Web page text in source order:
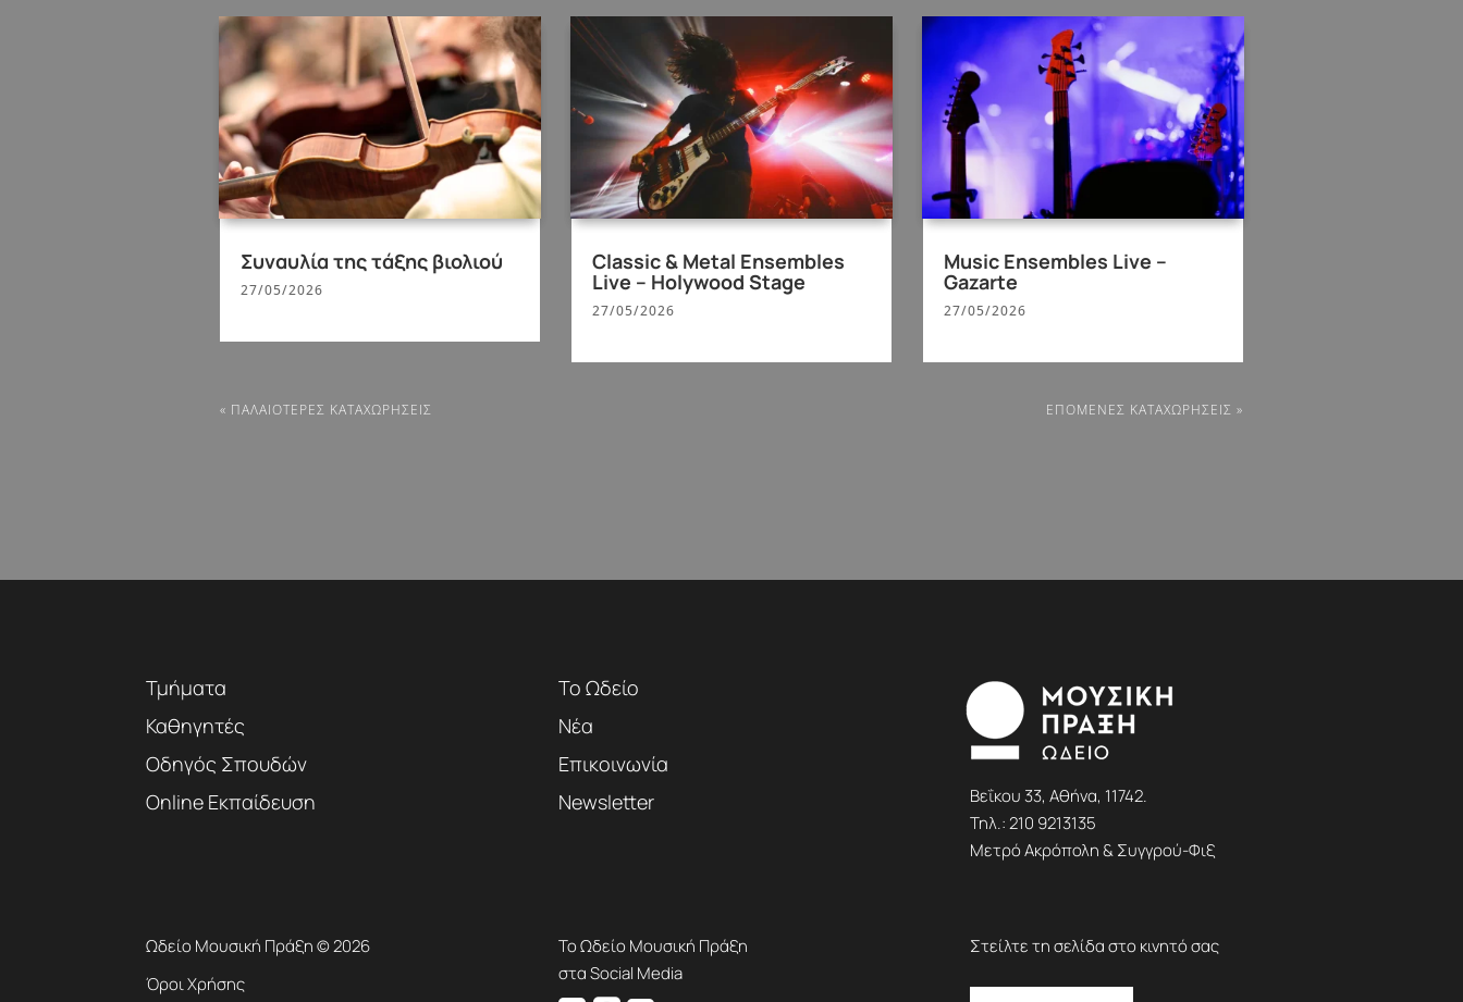
Συναυλία της τάξης βιολιού
27/05/2026
Classic & Metal Ensembles
Live – Holywood Stage
27/05/2026
Music Ensembles Live –
Gazarte
27/05/2026
« ΠΑΛΑΙΌΤΕΡΕΣ ΚΑΤΑΧΩΡΉΣΕΙΣ ΕΠΌΜΕΝΕΣ ΚΑΤΑΧΩΡΉΣΕΙΣ »
Τμήματα
Καθηγητές
Οδηγός Σπουδών
Online Εκπαίδευση
Το Ωδείο
Νέα
Επικοινωνία
Newsletter
Βεΐκου 33, Αθήνα, 11742.
Τηλ.:210 9213135
Μετρό Ακρόπολη & Συγγρού-Φιξ
Ωδείο Μουσική Πράξη © 2026
Όροι Χρήσης
Το Ωδείο Μουσική Πράξη
στα Social Media
Στείλτε τη σελίδα στο κινητό σας